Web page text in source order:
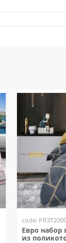
code:
Евро набор
из